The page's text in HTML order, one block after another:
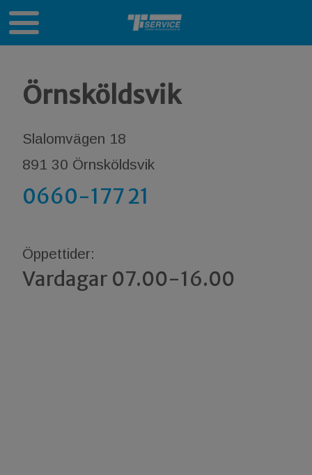
Örnsköldsvik
Slalomvägen 18
891 30 Örnsköldsvik
0660-177 21
Öppettider:
Vardagar 07.00-16.00